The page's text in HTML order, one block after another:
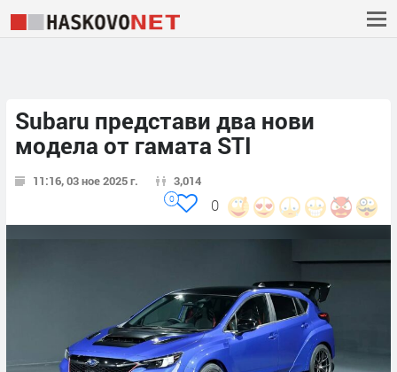
Subaru представи два нови
модела от гамата STI
11:16, 03 ное 2025 г. 3,014
0
0